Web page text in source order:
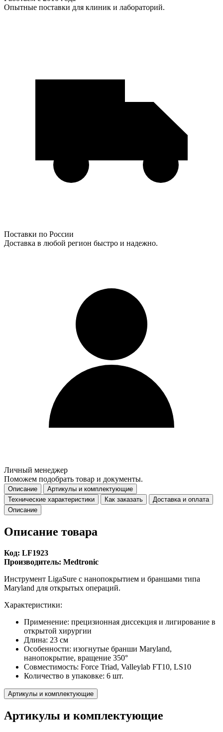
Опытные поставки для клиник и лабораторий.
Поставки по России
Доставка в любой регион быстро и надежно.
Личный менеджер
Поможем подобрать товар и документы.
Описание
Артикулы и комплектующие
Технические характеристики
Как заказать
Доставка и оплата
Описание
Описание товара
Код: LF1923
Производитель: Medtronic
Инструмент LigaSure с нанопокрытием и браншами типа
Maryland для открытых операций.
Характеристики:
Применение: прецизионная диссекция и лигирование в
открытой хирургии
Длина: 23 см
Особенности: изогнутые бранши Maryland,
нанопокрытие, вращение 350°
Совместимость: Force Triad, Valleylab FT10, LS10
Количество в упаковке: 6 шт.
Артикулы и комплектующие
Артикулы и комплектующие